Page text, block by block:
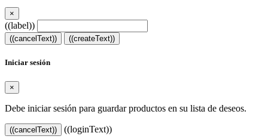
×
((label))
((cancelText)) ((createText))
Iniciar sesión
×
Debe iniciar sesión para guardar productos en su lista de deseos.
((cancelText)) ((loginText))